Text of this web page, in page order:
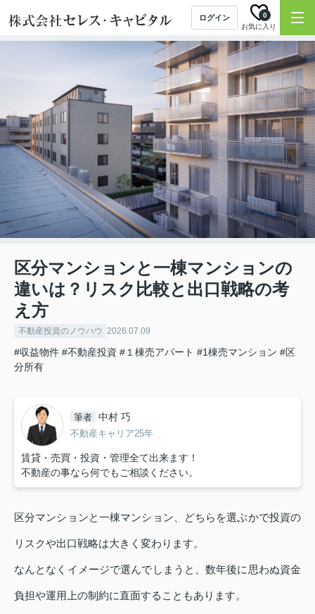
ログイン
お気に入り
0
区分マンションと一棟マンションの
違いは？リスク比較と出口戦略の考
え方
不動産投資のノウハウ 2026.07.09
#収益物件 #不動産投資 #１棟売アパート #1棟売マンション #区
分所有
筆者 中村 巧
不動産キャリア25年
賃貸・売買・投資・管理全て出来ます！
不動産の事なら何でもご相談ください。
区分マンションと一棟マンション、どちらを選ぶかで投資の
リスクや出口戦略は大きく変わります。
なんとなくイメージで選んでしまうと、数年後に思わぬ資金
負担や運用上の制約に直面することもあります。